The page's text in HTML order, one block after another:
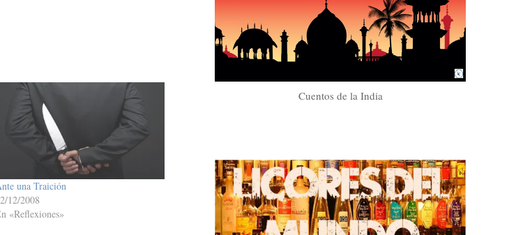
una Traición
12/2008
«Reflexiones»
Cuentos de la India